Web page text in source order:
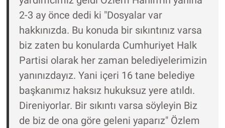
2-3 ay önce dedi ki "Dosyalar var
hakkınızda. Bu konuda bir sıkıntınız varsa
biz zaten bu konularda Cumhuriyet Halk
Partisi olarak her zaman belediyelerimizin
yanınızdayız. Yani içeri 16 tane belediye
başkanımız haksız hukuksuz yere atıldı.
Direniyorlar. Bir sıkıntı varsa söyleyin Biz
de biz de ona göre geleni yaparız" Özlem
Popüler
Programlar
Sağlık
Spor